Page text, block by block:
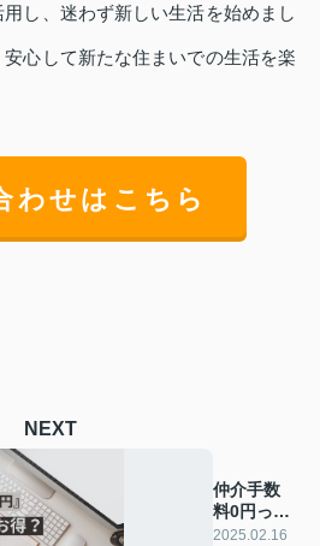
し、迷わず新しい生活を始めまし
心して新たな住まいでの生活を楽
わせはこちら
NEXT
仲介手数
料0円って
本当にお
2025.02.16